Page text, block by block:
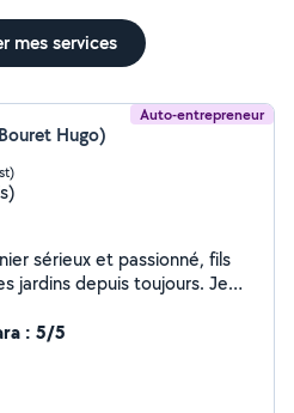
mes services
Auto-entrepreneur
Hugo)
depuis toujours. Je
toute l'année. Mes
: 5/5